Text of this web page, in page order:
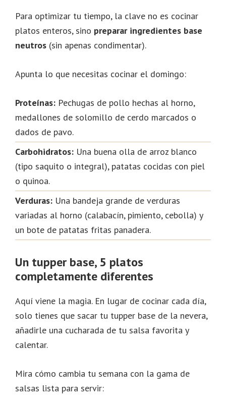
Para optimizar tu tiempo, la clave no es cocinar
platos enteros, sino preparar ingredientes base
neutros (sin apenas condimentar).
Apunta lo que necesitas cocinar el domingo:
Proteínas: Pechugas de pollo hechas al horno,
medallones de solomillo de cerdo marcados o
dados de pavo.
Carbohidratos: Una buena olla de arroz blanco
(tipo saquito o integral), patatas cocidas con piel
o quinoa.
Verduras: Una bandeja grande de verduras
variadas al horno (calabacín, pimiento, cebolla) y
un bote de patatas fritas panadera.
Un tupper base, 5 platos
completamente diferentes
Aquí viene la magia. En lugar de cocinar cada día,
solo tienes que sacar tu tupper base de la nevera,
añadirle una cucharada de tu salsa favorita y
calentar.
Mira cómo cambia tu semana con la gama de
salsas lista para servir: